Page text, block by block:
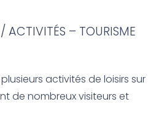
ACTIVITÉS – TOURISME
activités de loisirs sur
de nombreux visiteurs et